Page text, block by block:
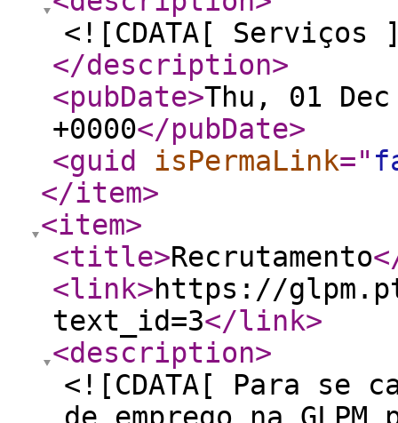
<![CDATA[ Serviços
</description>
<pubDate>Thu, 01
+0000</pubDate>
<guid
isPermaLink="
</item>
<item>
<title>Recrutamento
<link>https://
text_id=3</link>
<description>
<![CDATA[ Para se